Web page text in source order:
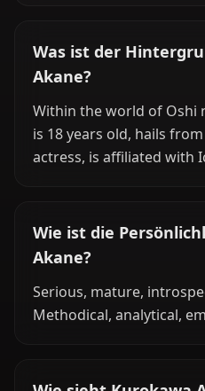
Was ist der
Akane?
Within the world of Oshi
is 18 years old, hails
actress, is affiliated with
Wie ist die
Akane?
Serious, mature,
Methodical, analytical,